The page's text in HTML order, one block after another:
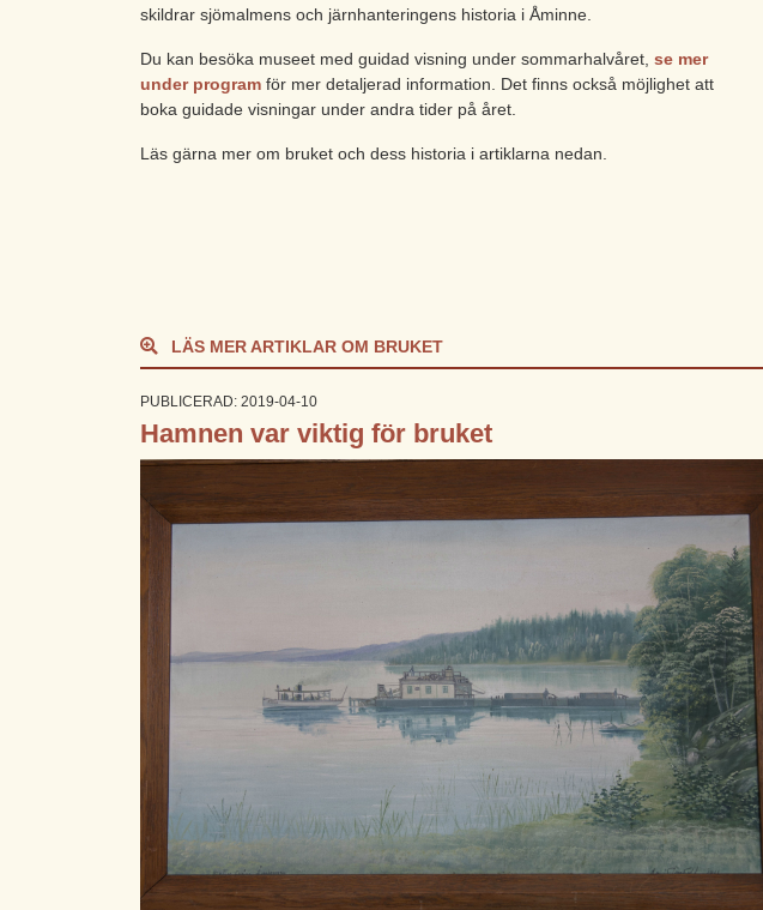
skildrar sjömalmens och järnhanteringens historia i Åminne.
Du kan besöka museet med guidad visning under sommarhalvåret, se mer
under program för mer detaljerad information. Det finns också möjlighet att
boka guidade visningar under andra tider på året.
Läs gärna mer om bruket och dess historia i artiklarna nedan.
LÄS MER ARTIKLAR OM BRUKET
PUBLICERAD: 2019-04-10
Hamnen var viktig för bruket